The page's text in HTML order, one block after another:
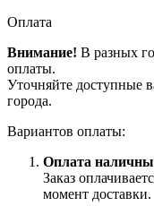
Оплата
Внимание! В разных
оплаты.
Уточняйте доступные
города.
Вариантов оплаты:
Оплата
Заказ
момент доставки.